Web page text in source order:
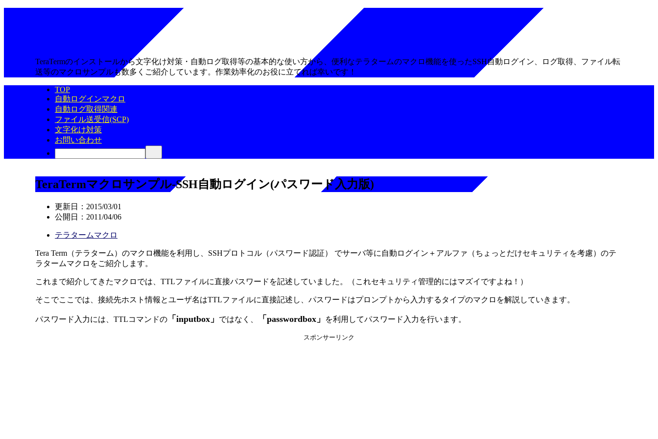
TeraTermのインストールから文字化け対策・自動ログ取得等の基本的な使い方から、便利なテラタームのマクロ機能を使ったSSH自動ログイン、ログ取得、ファイル転
送等のマクロサンプルも数多くご紹介しています。作業効率化のお役に立てれば幸いです！
TOP
自動ログインマクロ
自動ログ取得関連
ファイル送受信(SCP)
文字化け対策
お問い合わせ
TeraTermマクロサンプル-SSH自動ログイン(パスワード入力版)
更新日： 2015/03/01
公開日： 2011/04/06
テラタームマクロ
Tera Term（テラターム）のマクロ機能を利用し、SSHプロトコル（パスワード認証） でサーバ等に自動ログイン＋アルファ（ちょっとだけセキュリティを考慮）のテ
ラタームマクロをご紹介します。
これまで紹介してきたマクロでは、TTLファイルに直接パスワードを記述していました。（これセキュリティ管理的にはマズイですよね！）
そこでここでは、接続先ホスト情報とユーザ名はTTLファイルに直接記述し、パスワードはプロンプトから入力するタイプのマクロを解説していきます。
パスワード入力には、TTLコマンドの 「inputbox」 ではなく、 「passwordbox」 を利用してパスワード入力を行います。
スポンサーリンク